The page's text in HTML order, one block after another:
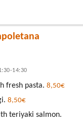
14:30
fresh pasta. 8,50€
8,50€
teriyaki salmon.